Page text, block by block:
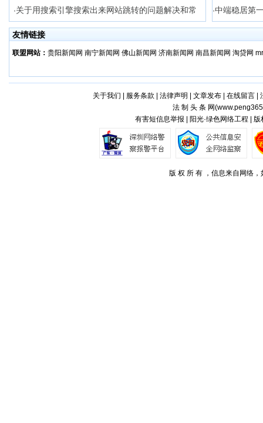
·关于用搜索引擎搜索出来网站跳转的问题解决和常 ·中端稳居第
友情链接
联盟网站： 贵阳新闻网 南宁新闻网 佛山新闻网 济南新闻网 南昌新闻网 淘贷网
关于我们 服务条款 法律声明 文章发布| 在线留言|
法 制 头 条 网(
有害短信息举报 | 阳光·绿色网络工程 |
版 权 所 有 ，信息来自网络